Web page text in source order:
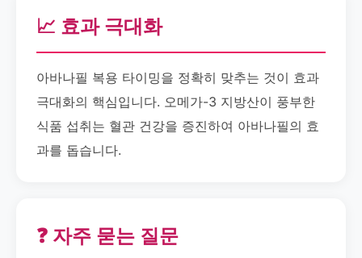
📈 효과 극대화
아바나필 복용 타이밍을 정확히 맞추는 것이 효과
극대화의 핵심입니다. 오메가-3 지방산이 풍부한
식품 섭취는 혈관 건강을 증진하여 아바나필의 효
과를 돕습니다.
❓ 자주 묻는 질문